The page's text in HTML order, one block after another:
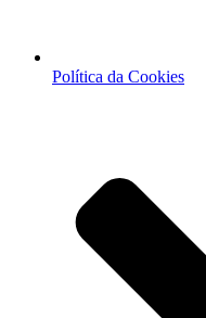
Política da Cookies